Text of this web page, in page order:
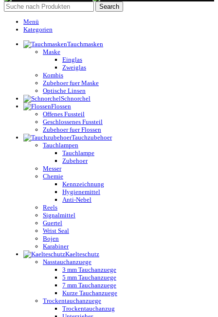
Search
Menü
Kategorien
Tauchmasken
Maske
Einglas
Zweiglas
Kombis
Zubehoer fuer Maske
Optische Linsen
Schnorchel
Flossen
Offenes Fussteil
Geschlossenes Fussteil
Zubehoer fuer Flossen
Tauchzubehoer
Tauchlampen
Tauchlampe
Zubehoer
Messer
Chemie
Kennzeichnung
Hygienemittel
Anti-Nebel
Reels
Signalmittel
Guertel
Wrist Seal
Bojen
Karabiner
Kaelteschutz
Nasstauchanzuege
3 mm Tauchanzuege
5 mm Tauchanzuege
7 mm Tauchanzuege
Kurze Tauchanzuege
Trockentauchanzuege
Trockentauchanzug